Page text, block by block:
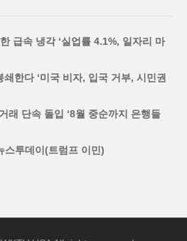
급속 냉각 ‘실업률 4.1%, 일자리 마
한다 ‘미국 비자, 입국 거부, 시민권
래 단속 돌입 ‘8월 중순까지 은행들
스투데이(트럼프 이민)